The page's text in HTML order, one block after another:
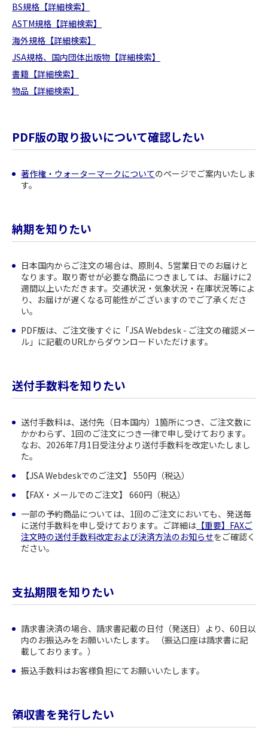
BS規格【詳細検索】
ASTM規格【詳細検索】
海外規格【詳細検索】
JSA規格、国内団体出版物【詳細検索】
書籍【詳細検索】
物品【詳細検索】
PDF版の取り扱いについて確認したい
著作権・ウォーターマークについてのページでご案内いたしま
す。
納期を知りたい
日本国内からご注文の場合は、原則4、5営業日でのお届けと
なります。取り寄せが必要な商品につきましては、お届けに2
週間以上いただきます。交通状況・気象状況・在庫状況等によ
り、お届けが遅くなる可能性がございますのでご了承くださ
い。
PDF版は、ご注文後すぐに「JSA Webdesk - ご注文の確認メー
ル」に記載のURLからダウンロードいただけます。
送付手数料を知りたい
送付手数料は、送付先（日本国内）1箇所につき、ご注文数に
かかわらず、1回のご注文につき一律で申し受けております。
なお、2026年7月1日受注分より送付手数料を改定いたしまし
た。
【JSA Webdeskでのご注文】 550円（税込）
【FAX・メールでのご注文】 660円（税込）
一部の予約商品については、1回のご注文においても、発送毎
に送付手数料を申し受けております。ご詳細は 【重要】FAXご
注文時の送付手数料改定および決済方法のお知らせをご確認く
ださい。
支払期限を知りたい
請求書決済の場合、請求書記載の日付（発送日）より、60日以
内のお振込みをお願いいたします。 （振込口座は請求書に記
載しております。）
振込手数料はお客様負担にてお願いいたします。
領収書を発行したい